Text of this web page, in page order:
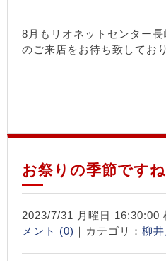
8月もリオネットセンター
のご来店をお待ち致してお
お祭りの季節ですね
2023/7/31 月曜日 16:30:00
メント (0) ｜カテゴリ： 柳